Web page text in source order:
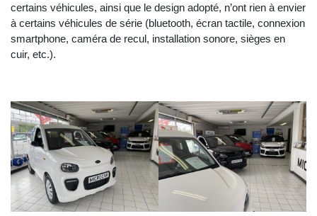
certains véhicules, ainsi que le design adopté, n’ont rien à envier
à certains véhicules de série (bluetooth, écran tactile, connexion
smartphone, caméra de recul, installation sonore, sièges en
cuir, etc.).